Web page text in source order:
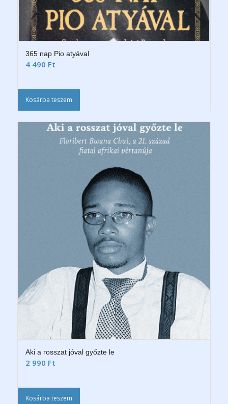
365 nap Pio atyával
4 490 Ft
Kosárba teszem
Aki a rosszat jóval győzte le
2 990 Ft
Kosárba teszem